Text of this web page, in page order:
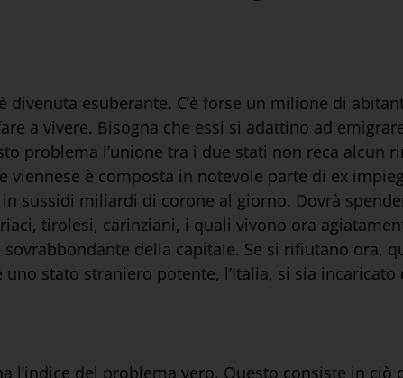
divenuta esuberante. C’è forse un milione di
a vivere. Bisogna che essi si adattino ad
problema l’unione tra i due stati non reca alcun
viennese è composta in notevole parte di ex
sussidi miliardi di corone al giorno. Dovrà
tirolesi, carinziani, i quali vivono ora
della capitale. Se si rifiutano ora,
uno stato straniero potente, l’Italia, si sia
l’indice del problema vero. Questo consiste in ciò